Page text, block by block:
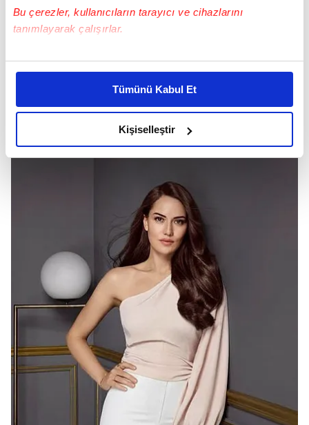
Bu çerezler, kullanıcıların tarayıcı ve cihazlarını
tanımlayarak çalışırlar.
Bu çerezlere izin vermeniz halinde sizlere özel
daha iyi reklam deneyimi yaşatabiliriz. Bunu yaparken
amacımızın size daha iyi bir reklam deneyimi sunmak
olduğunu ve sizlere en iyi içerikleri sunabilmek adına
elimizden gelen çabayı gösterdiğimizi ve bu noktada,
reklamların maliyetlerimizi karşılamak noktasında tek gelir
Her halükârda, kullanıcılar, bu çerezlere izin vermedikleri
takdirde, kullanıcılara hedefli reklamlar
Sizlere daha iyi bir hizmet sunabilmek için İnternet
Sitemizde kendimize ve üçüncü kişilere ait çerezler
kullanılmaktadır. Bu çerezler vasıtasıyla çeşitli kişisel
verileriniz işlenmekte olup gerekli olan çerezler bilgi
toplumu hizmetlerinin sunulması amacıyla
kullanılmaktadır. Diğer çerezler, sitemizin daha işlevsel
kılınması ve kişiselleştirilmesi ve sizlere yönelik
reklam/pazarlama faaliyetlerinin yapılması, amaçlarıyla
sınırlı olarak açık rızanız dahilinde kullanılacaktır.
Tümünü Kabul Et
Kişiselleştir